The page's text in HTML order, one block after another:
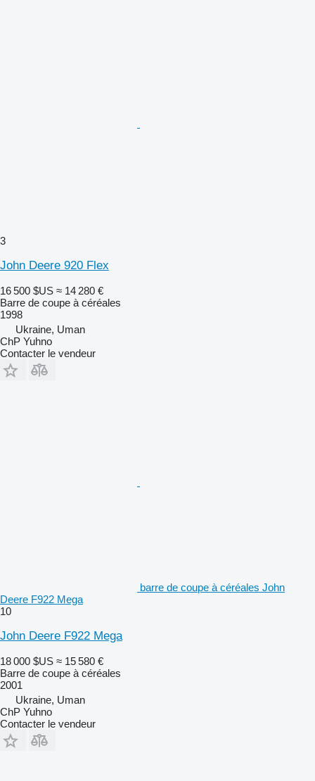
3
John Deere 920 Flex
16 500 $US ≈ 14 280 €
Barre de coupe à céréales
1998
Ukraine, Uman
ChP Yuhno
Contacter le vendeur
barre de coupe à céréales John
Deere F922 Mega
10
John Deere F922 Mega
18 000 $US ≈ 15 580 €
Barre de coupe à céréales
2001
Ukraine, Uman
ChP Yuhno
Contacter le vendeur